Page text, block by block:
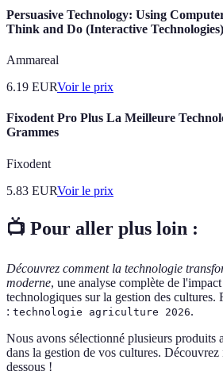
Persuasive Technology: Using
Think and Do (Interactive Technologies)
Ammareal
6.19 EURVoir le prix
Fixodent Pro Plus La Meilleure
Grammes
Fixodent
5.83 EURVoir le prix
📺 Pour aller plus loin :
Découvrez comment la technologie
moderne, une analyse complète de
technologiques sur la gestion des cultures.
: technologie agriculture 2026.
Nous avons sélectionné plusieurs produits
dans la gestion de vos cultures.
dessous !